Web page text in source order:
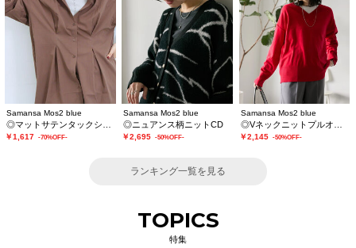
Samansa Mos2 blue
￥1,617 -70%OFF-
Samansa Mos2 blue
◎ニュアンス柄ニットCD
￥2,695 -50%OFF-
Samansa Mos2 blue
￥2,145 -50%OFF-
ランキング一覧を見る
TOPICS
特集